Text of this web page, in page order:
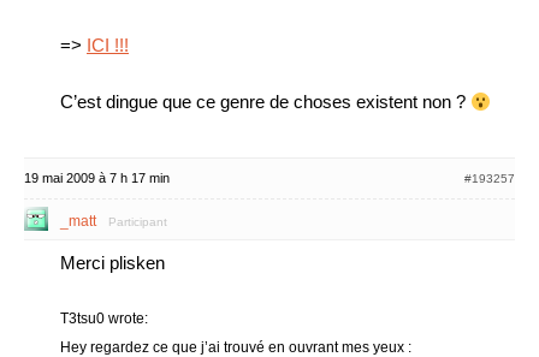
=> ICI !!!
C’est dingue que ce genre de choses existent non ?
19 mai 2009 à 7 h 17 min #193257
_matt Participant
Merci plisken
T3tsu0 wrote:
Hey regardez ce que j’ai trouvé en ouvrant mes yeux :